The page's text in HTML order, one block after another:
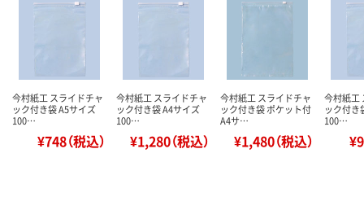
今村紙工 スライドチャ
ック付き袋 A5サイズ
100…
¥748（税込）
今村紙工 スライドチャ
ック付き袋 A4サイズ
100…
¥1,280（税込）
今村紙工 スライドチャ
ック付き袋 ポケット付
A4サ…
¥1,480（税込）
今村紙工
ック付き
100…